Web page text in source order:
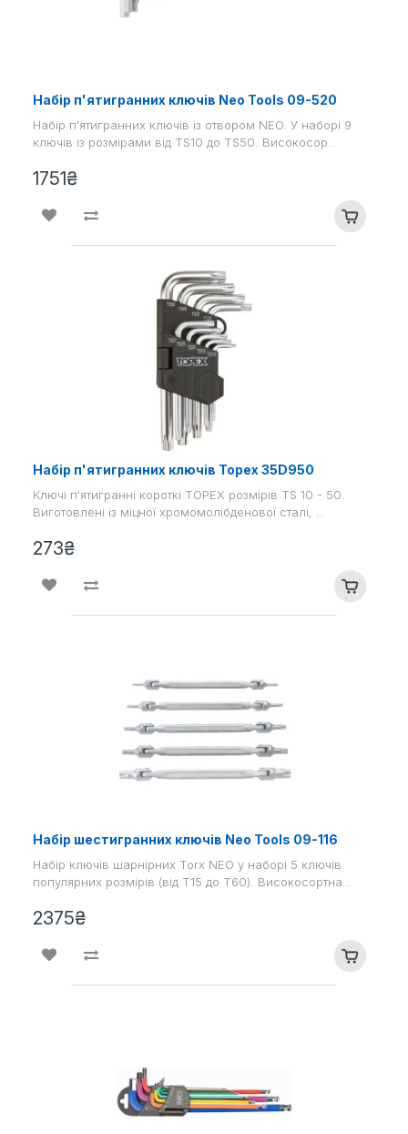
Набір п'ятигранних ключів Neo Tools 09-520
Набір п'ятигранних ключів із отвором NEO. У наборі 9
ключів із розмірами від TS10 до TS50. Високосор..
1751₴
Набір п'ятигранних ключів Topex 35D950
Ключі п'ятигранні короткі TOPEX розмірів TS 10 - 50.
Виготовлені із міцної хромомолібденової сталі, ..
273₴
Набір шестигранних ключів Neo Tools 09-116
Набір ключів шарнірних Torx NEO у наборі 5 ключів
популярних розмірів (від T15 до T60). Високосортна..
2375₴